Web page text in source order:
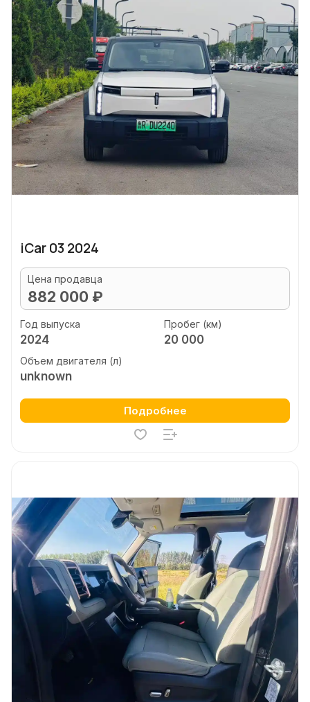
iCar 03 2024
Цена продавца
882 000 ₽
Год выпуска
2024
Пробег (км)
20 000
Объем двигателя (л)
unknown
Подробнее